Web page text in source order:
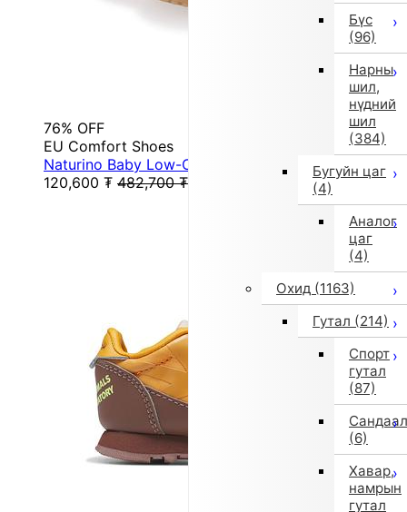
Бүс
(96)
Нарны
шил,
нүдний
шил
(384)
Бугуйн цаг
(4)
Аналог
цаг
(4)
Охид (1163)
Гутал (214)
Спорт
гутал
(87)
Сандаал
(6)
Хавар,
намрын
гутал
76% OFF
EU Comfort Shoes
Naturino Baby Low-Cut Sneakers (Wine)
120,600 ₮ 482,700 ₮